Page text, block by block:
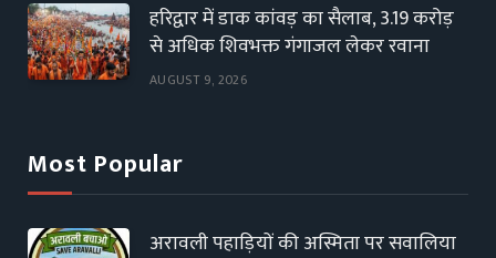
हरिद्वार में डाक कांवड़ का सैलाब, 3.19 करोड़
से अधिक शिवभक्त गंगाजल लेकर रवाना
AUGUST 9, 2026
Most Popular
अरावली पहाड़ियों की अस्मिता पर सवालिया